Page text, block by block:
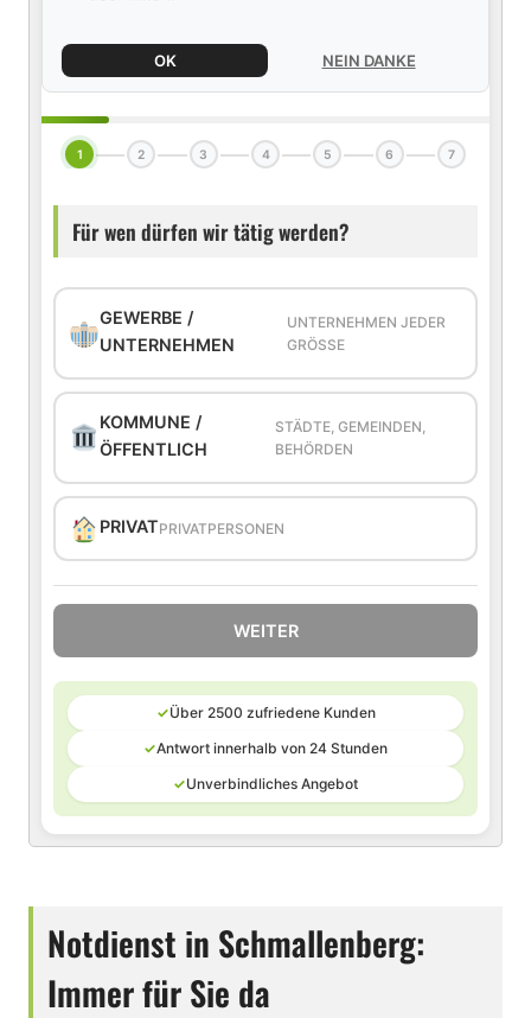
OK NEIN DANKE
1 2 3 4 5 6 7
Für wen dürfen wir tätig werden?
GEWERBE /
UNTERNEHMEN
UNTERNEHMEN JEDER
GRÖSSE
KOMMUNE /
ÖFFENTLICH
STÄDTE, GEMEINDEN,
BEHÖRDEN
PRIVATPRIVATPERSONEN
WEITER
✓Über 2500 zufriedene Kunden
✓Antwort innerhalb von 24 Stunden
✓Unverbindliches Angebot
Notdienst in Schmallenberg:
Immer für Sie da